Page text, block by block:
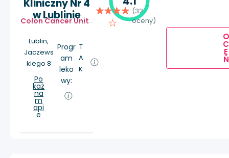
Kliniczny Nr 4
w Lublinie
Colon Cancer Unit
Lublin,
Jaczews
kiego 8
Po
każ
na
m
api
e
Progr
am
leko
wy:
T
A
K
(32
oceny)
O
C
E
Ń